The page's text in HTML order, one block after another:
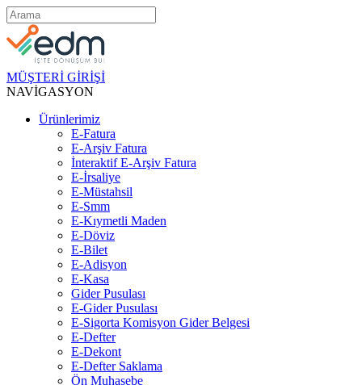
MÜŞTERİ GİRİŞİ
NAVİGASYON
Ürünlerimiz
E-Fatura
E-Arşiv Fatura
İnteraktif E-Arşiv Fatura
E-İrsaliye
E-Müstahsil
E-Smm
E-Kıymetli Maden
E-Döviz
E-Bilet
E-Adisyon
E-Kasa
Gider Pusulası
E-Gider Pusulası
E-Sigorta Komisyon Gider Belgesi
E-Defter
E-Dekont
E-Defter Saklama
Ön Muhasebe